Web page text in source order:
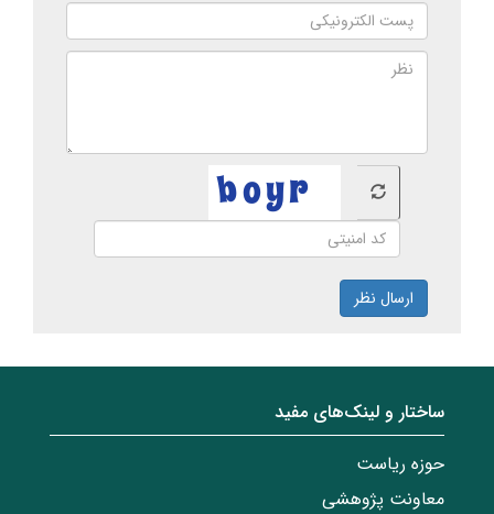
ارسال نظر
ساختار‌‌ و‌‌ لینک‌های مفید
حوزه ریاست
معاونت پژوهشی